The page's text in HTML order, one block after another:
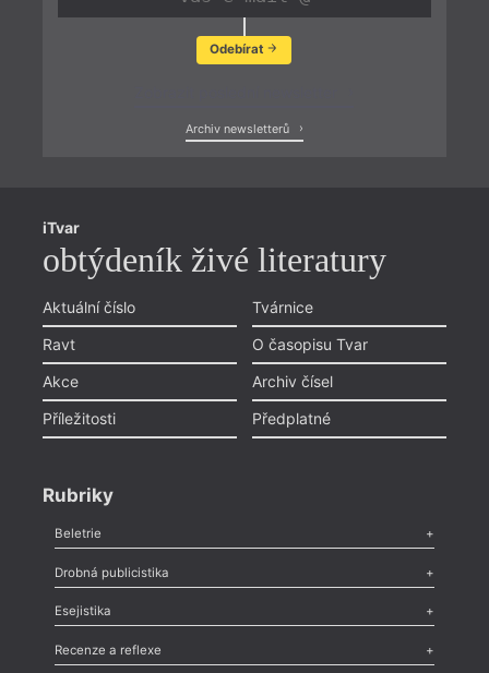
Odebírat
Archiv newsletterů
iTvar
obtýdeník živé literatury
Aktuální číslo
Ravt
Akce
Příležitosti
Tvárnice
O časopisu Tvar
Archiv čísel
Předplatné
Rubriky
Beletrie
Poezie,Próza,Dokumenty
Drobná publicistika
Odlesk
Nekrolog,Glosa,Sloupek,Pozvánka,Literární soutěž,
Esejistika
Esej , Pádlo,Úvaha
Recenze a reflexe